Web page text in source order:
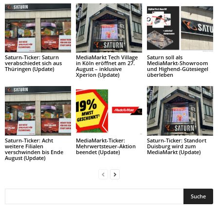
Saturn-Ticker: Saturn
verabschiedet sich aus
Thüringen (Update)
MediaMarkt Tech Village
in Köln eröffnet am 27.
August – inklusive
Xperion (Update)
Saturn soll als
MediaMarkt-Showroom
und Highend-Gütesiegel
überleben
Saturn-Ticker: Acht
weitere Filialen
verschwinden bis Ende
August (Update)
MediaMarkt-Ticker:
Mehrwertsteuer-Aktion
beendet (Update)
Saturn-Ticker: Standort
Duisburg wird zum
MediaMarkt (Update)